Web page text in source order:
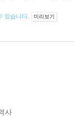
있습니다. 미리보기
사